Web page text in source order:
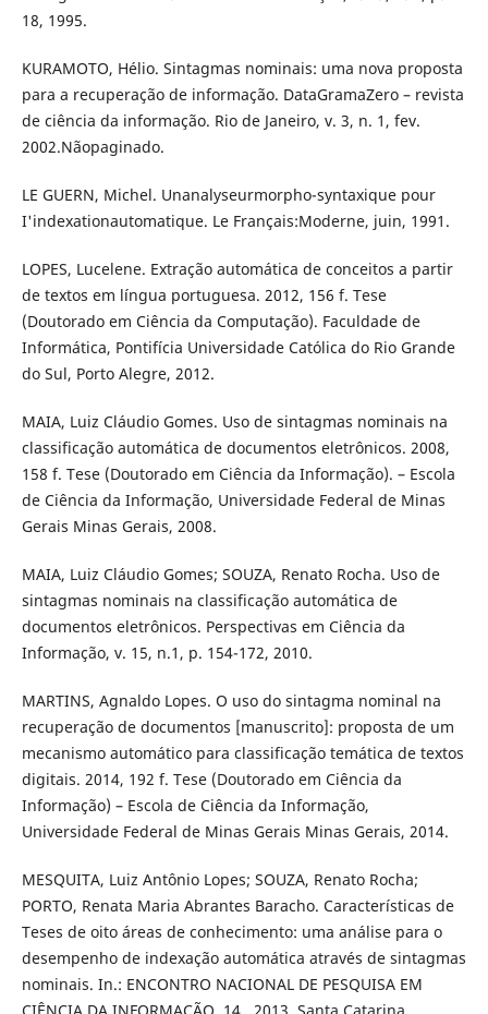
18, 1995.
KURAMOTO, Hélio. Sintagmas nominais: uma nova proposta
para a recuperação de informação. DataGramaZero – revista
de ciência da informação. Rio de Janeiro, v. 3, n. 1, fev.
2002.Nãopaginado.
LE GUERN, Michel. Unanalyseurmorpho-syntaxique pour
I'indexationautomatique. Le Français:Moderne, juin, 1991.
LOPES, Lucelene. Extração automática de conceitos a partir
de textos em língua portuguesa. 2012, 156 f. Tese
(Doutorado em Ciência da Computação). Faculdade de
Informática, Pontifícia Universidade Católica do Rio Grande
do Sul, Porto Alegre, 2012.
MAIA, Luiz Cláudio Gomes. Uso de sintagmas nominais na
classificação automática de documentos eletrônicos. 2008,
158 f. Tese (Doutorado em Ciência da Informação). – Escola
de Ciência da Informação, Universidade Federal de Minas
Gerais Minas Gerais, 2008.
MAIA, Luiz Cláudio Gomes; SOUZA, Renato Rocha. Uso de
sintagmas nominais na classificação automática de
documentos eletrônicos. Perspectivas em Ciência da
Informação, v. 15, n.1, p. 154-172, 2010.
MARTINS, Agnaldo Lopes. O uso do sintagma nominal na
recuperação de documentos [manuscrito]: proposta de um
mecanismo automático para classificação temática de textos
digitais. 2014, 192 f. Tese (Doutorado em Ciência da
Informação) – Escola de Ciência da Informação,
Universidade Federal de Minas Gerais Minas Gerais, 2014.
MESQUITA, Luiz Antônio Lopes; SOUZA, Renato Rocha;
PORTO, Renata Maria Abrantes Baracho. Características de
Teses de oito áreas de conhecimento: uma análise para o
desempenho de indexação automática através de sintagmas
nominais. In.: ENCONTRO NACIONAL DE PESQUISA EM